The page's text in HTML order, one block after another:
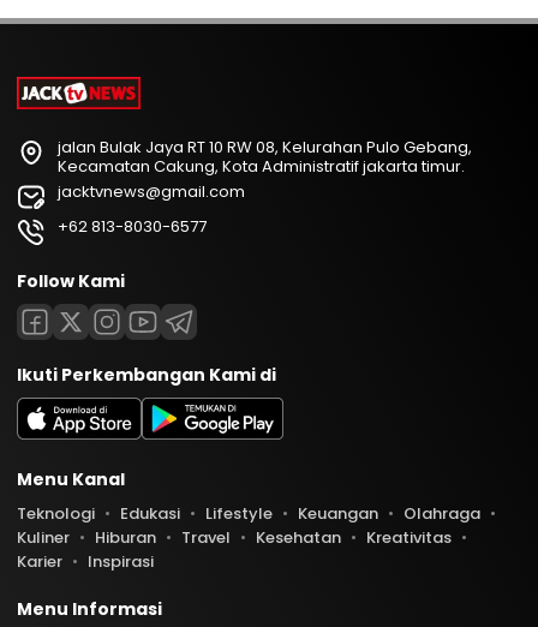
jalan Bulak Jaya RT 10 RW 08, Kelurahan Pulo Gebang,
Kecamatan Cakung, Kota Administratif jakarta timur.
jacktvnews@gmail.com
+62 813-8030-6577
Follow Kami
Ikuti Perkembangan Kami di
Menu Kanal
Teknologi Edukasi Lifestyle Keuangan
Olahraga
Kuliner
Hiburan Travel Kesehatan
Kreativitas
Karier
Inspirasi
Menu Informasi